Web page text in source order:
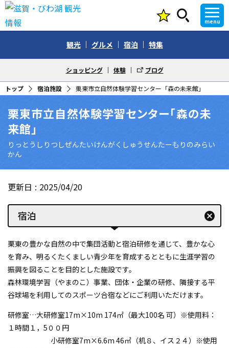
menu
観光 グルメ 宿泊 特集
ショッピング 体験 ブログ
トップ 宿泊施設 栗東市立自然体験学習センター「森の未来館」
栗東市立自然体験学習センター「森の未
来館」
りっとうしりつしぜんたいけんがくしゅうせんたーもりのみらい
かん
更新日 2025/04/20
宿泊 cancel
栗東の豊かな自然の中で集団活動と宿泊研修を通じて、豊かな心
を育み、明るくたくましい青少年を育成するとともに生涯学習の
振興を図ることを目的とした施設です。
森林環境学習（やまのこ）事業、団体・企業の研修、隣接する平
谷球場を利用してのスポーツ合宿などにご利用いただけます。
研修室…大研修室17m×10m 174㎡（最大100名 可）※使用料：
１時間１，5００円
小研修室7m×6.6m 46㎡（机８、イス２４）※使用